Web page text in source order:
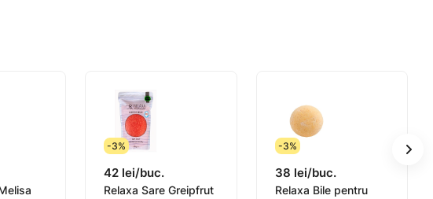
-3%
42 lei/buc.
Relaxa Sare Greipfrut
-3%
38 lei/buc.
Relaxa Bile pentru